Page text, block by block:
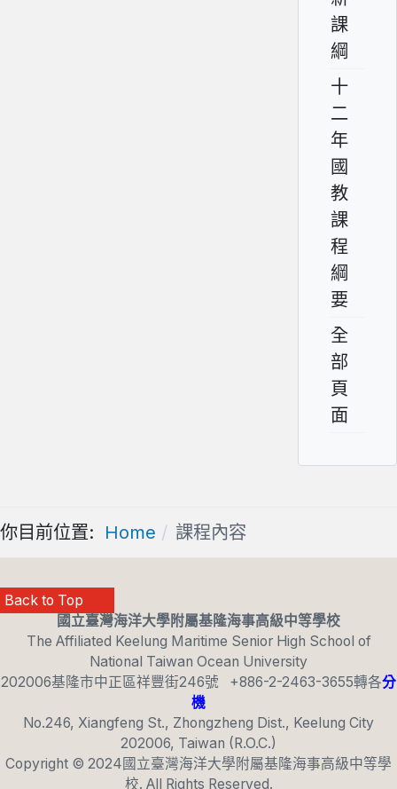
課
綱
十
二
年
國
教
課
程
綱
要
全
部
頁
面
你目前位置: Home 課程內容
Back to Top
國立臺灣海洋大學附屬基隆海事高級中等學校
The Affiliated Keelung Maritime Senior High School of
National Taiwan Ocean University
202006基隆市中正區祥豐街246號 +886-2-2463-3655轉各分
機
No.246, Xiangfeng St., Zhongzheng Dist., Keelung City
202006, Taiwan (R.O.C.)
Copyright © 2024國立臺灣海洋大學附屬基隆海事高級中等學
校. All Rights Reserved.
T4_BACK_TO_TOP